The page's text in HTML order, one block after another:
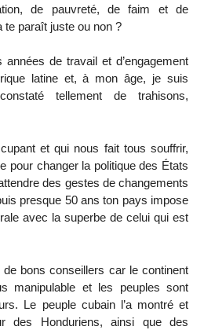
de pauvreté, de faim et de
paraît juste ou non ?
années de travail et d’engagement
latine et, à mon âge, je suis
tellement de trahisons,
et qui nous fait tous souffrir,
pour changer la politique des États
des gestes de changements
presque 50 ans ton pays impose
avec la superbe de celui qui est
de bons conseillers car le continent
manipulable et les peuples sont
Le peuple cubain l’a montré et
des Honduriens, ainsi que des